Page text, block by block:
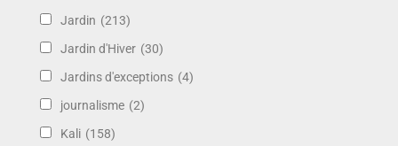
Jardin (213)
Jardin d'Hiver (30)
Jardins d'exceptions (4)
journalisme (2)
Kali (158)